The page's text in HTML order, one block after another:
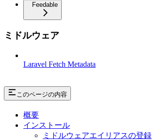
Feedable
ミドルウェア
Laravel Fetch Metadata
このページの内容
概要
インストール
ミドルウェアエイリアスの登録